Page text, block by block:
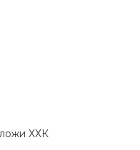
ХХК